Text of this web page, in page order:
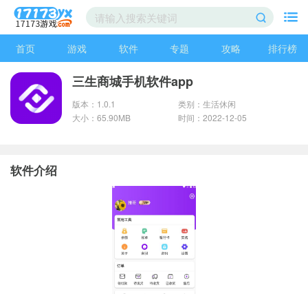
首页 游戏 软件 专题 攻略 排行榜
三生商城手机软件app
版本：1.0.1
类别：生活休闲
大小：65.90MB
时间：2022-12-05
软件介绍